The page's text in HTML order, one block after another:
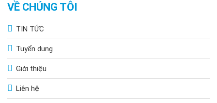
VỀ CHÚNG TÔI
TIN TỨC
Tuyển dụng
Giới thiệu
Liên hệ